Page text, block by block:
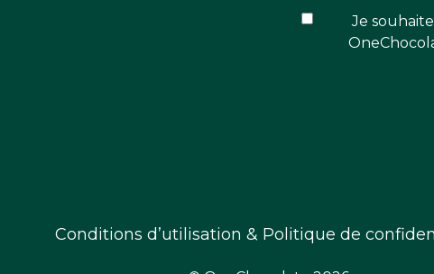
Je
Conditions d’utilisation & Politique de